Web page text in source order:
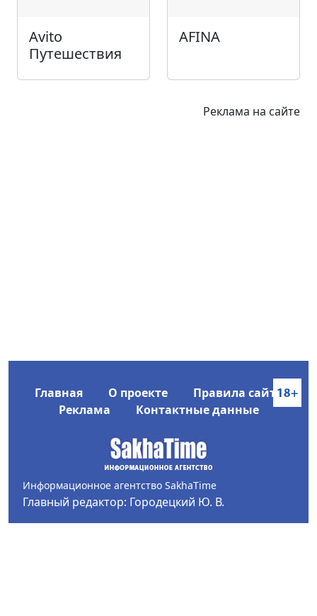
Avito
Путешествия
AFINA
Реклама на сайте
Главная О проекте
Правила сайта
Реклама
Контактные данные
Информационное агентство SakhaTime
Главный редактор: Городецкий Ю. В.